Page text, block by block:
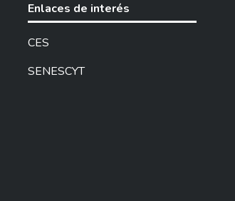
Enlaces de interés
CES
SENESCYT